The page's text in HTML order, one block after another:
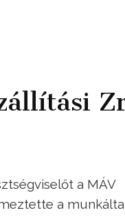
a MÁV
a